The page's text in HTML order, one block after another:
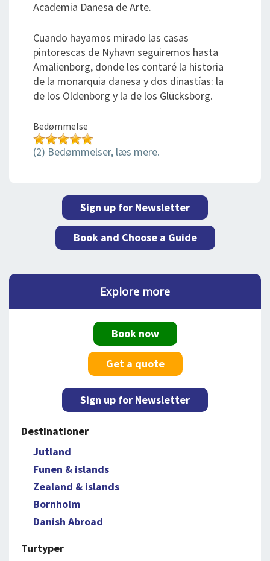
Academia Danesa de Arte.
Cuando hayamos mirado las casas
pintorescas de Nyhavn seguiremos hasta
Amalienborg, donde les contaré la historia
de la monarquia danesa y dos dinastías: la
de los Oldenborg y la de los Glücksborg.
Bedømmelse
(2) Bedømmelser, læs mere.
Sign up for Newsletter
Book and Choose a Guide
Explore more
Book now
Get a quote
Sign up for Newsletter
Destinationer
Jutland
Funen & islands
Zealand & islands
Bornholm
Danish Abroad
Turtyper